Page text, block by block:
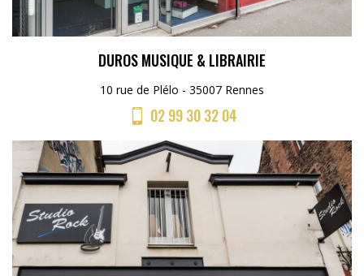
DUROS MUSIQUE & LIBRAIRIE
10 rue de Plélo - 35007 Rennes
02 99 30 32 04